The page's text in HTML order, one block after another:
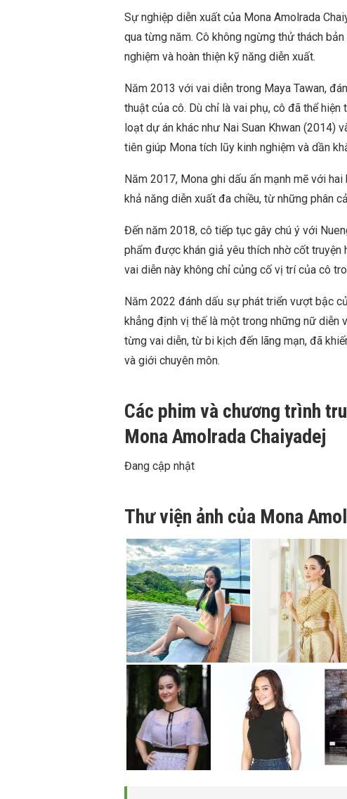
Sự nghiệp diễn xuất của Mona Amolrada
qua từng năm. Cô không ngừng thử thách
nghiệm và hoàn thiện kỹ năng diễn xuất.
Năm 2013 với vai diễn trong Maya Tawan,
thuật của cô. Dù chỉ là vai phụ, cô đã thể
loạt dự án khác như Nai Suan Khwan (2014)
tiên giúp Mona tích lũy kinh nghiệm và dần
Năm 2017, Mona ghi dấu ấn mạnh mẽ với
khả năng diễn xuất đa chiều, từ những phân
Đến năm 2018, cô tiếp tục gây chú ý với
phẩm được khán giả yêu thích nhờ cốt
vai diễn này không chỉ củng cố vị trí của cô
Năm 2022 đánh dấu sự phát triển vượt bậc
khẳng định vị thế là một trong những nữ diễn
từng vai diễn, từ bi kịch đến lãng mạn, đã
và giới chuyên môn.
Các phim và chương trình
Mona Amolrada Chaiyadej
Đang cập nhật
Thư viện ảnh của Mona